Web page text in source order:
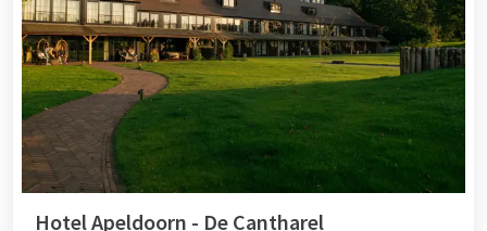
Hotel Apeldoorn - De Cantharel